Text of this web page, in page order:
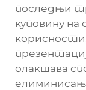
последњи
куповину на
олакшава